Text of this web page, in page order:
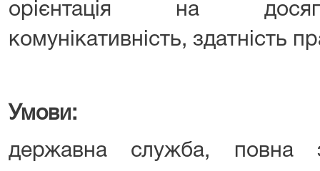
орієнтація на
комунікативність, здатність
Умови:
державна служба, повна